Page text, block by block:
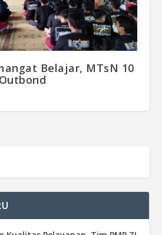
Belajar, MTsN 10